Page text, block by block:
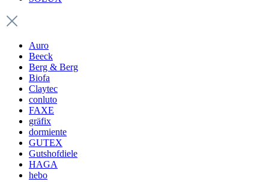
Auro
Beeck
Berg & Berg
Biofa
Claytec
conluto
FAXE
gräfix
dormiente
GUTEX
Gutshofdiele
HAGA
hebo